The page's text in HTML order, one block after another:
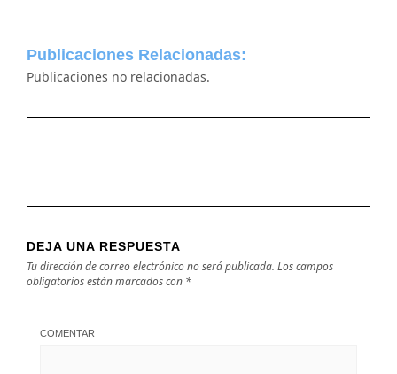
Publicaciones Relacionadas:
Publicaciones no relacionadas.
DEJA UNA RESPUESTA
Tu dirección de correo electrónico no será publicada. Los campos
obligatorios están marcados con *
COMENTAR